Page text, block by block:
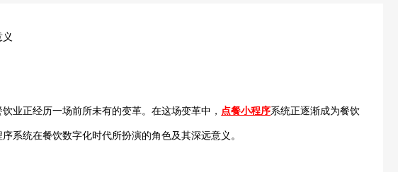
业正经历一场前所未有的变革。在这场变革中， 点餐小程序系统正逐渐成为餐饮
系统在餐饮数字化时代所扮演的角色及其深远意义。